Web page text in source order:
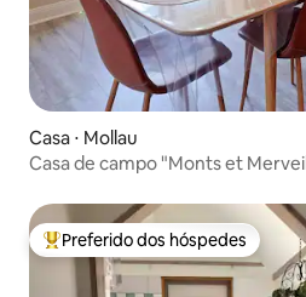
Casa ⋅ Mollau
Casa de campo "Monts et
Entre os melhores preferidos
Preferido dos hóspedes